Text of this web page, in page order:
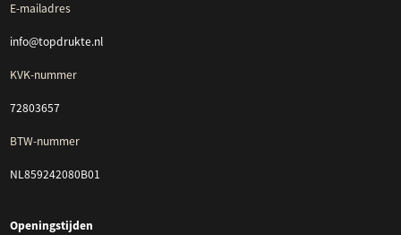
E-mailadres
info@topdrukte.nl
KVK-nummer
72803657
BTW-nummer
NL859242080B01
Openingstijden